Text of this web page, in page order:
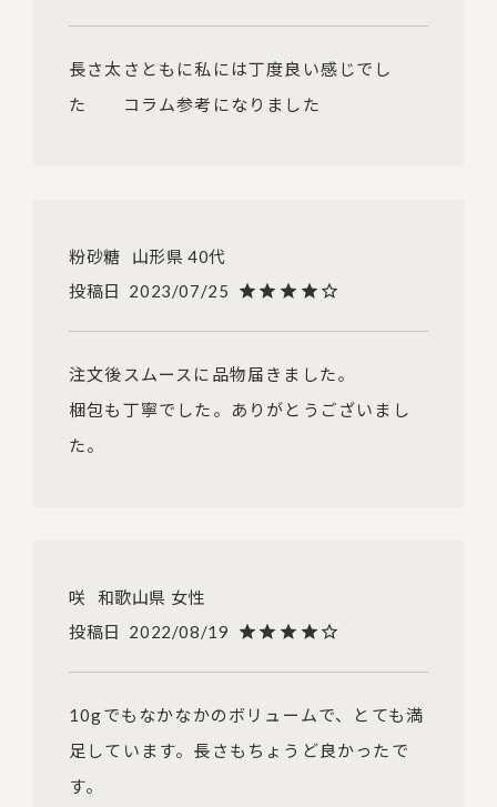
長さ太さともに私には丁度良い感じでし
た　　コラム参考になりました
粉砂糖 山形県 40代
投稿日
2023/07/25
注文後スムースに品物届きました。
梱包も丁寧でした。ありがとうございまし
た。
咲 和歌山県 女性
投稿日
2022/08/19
10gでもなかなかのボリュームで、とても満
足しています。長さもちょうど良かったで
す。